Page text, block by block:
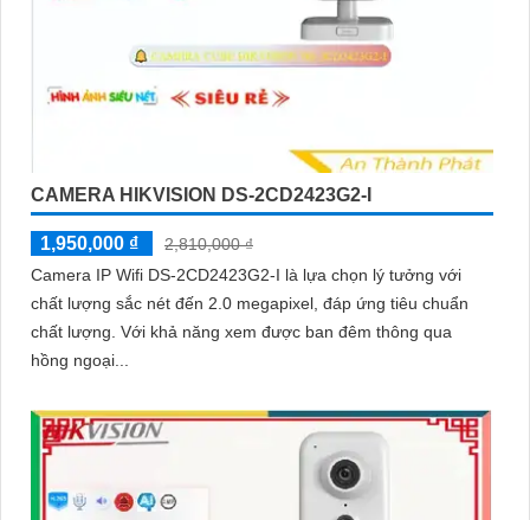
CAMERA HIKVISION DS-2CD2423G2-I
1,950,000 ₫
2,810,000 ₫
Camera IP Wifi DS-2CD2423G2-I là lựa chọn lý tưởng với
chất lượng sắc nét đến 2.0 megapixel, đáp ứng tiêu chuẩn
chất lượng. Với khả năng xem được ban đêm thông qua
hồng ngoại...